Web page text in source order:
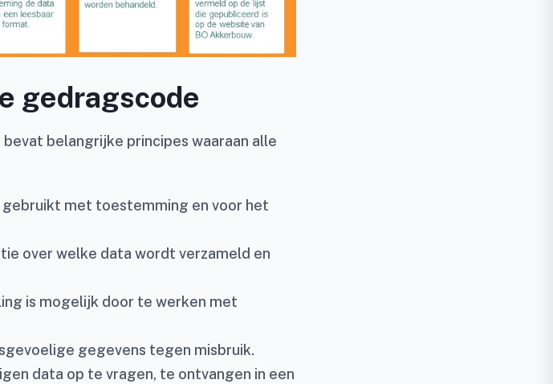
gedragscode
belangrijke principes waaraan alle
met toestemming en voor het
welke data wordt verzameld en
is mogelijk door te werken met
gegevens tegen misbruik.
data op te vragen, te ontvangen in een